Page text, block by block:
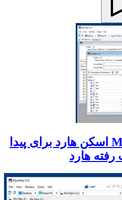
دانلود MeinPlatz 6.11 اسکن هارد برای پیدا
هارد